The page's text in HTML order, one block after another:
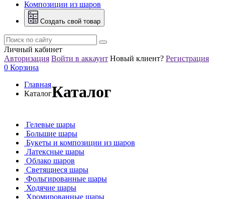
Композиции из шаров
Создать свой товар
Личный кабинет
Авторизация Войти в аккаунт Новый клиент? Регистрация
0 Корзина
Главная
КаталогКаталог
Гелевые шары
Большие шары
Букеты и композиции из шаров
Латексные шары
Облако шаров
Светящиеся шары
Фольгированные шары
Ходячие шары
Хромированные шары